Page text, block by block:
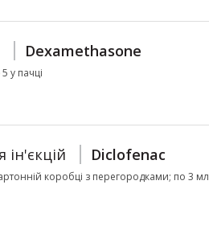
Dexamethasone
у пачці
ін'єкцій Diclofenac
коробці з перегородками; по 3 мл